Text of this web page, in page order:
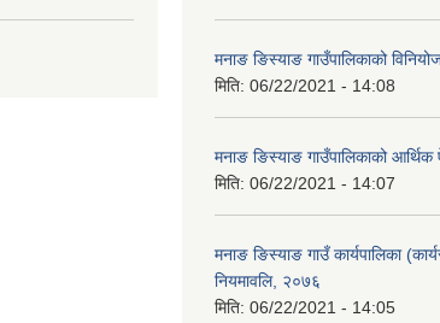
मनाङ ङिस्याङ गाउँपालिकाको
मिति: 06/22/2021 - 14:08
मनाङ ङिस्याङ गाउँपालिकाको
मिति: 06/22/2021 - 14:07
मनाङ ङिस्याङ गाउँ कार्यपालिका
नियमावलि, २०७६
मिति: 06/22/2021 - 14:05